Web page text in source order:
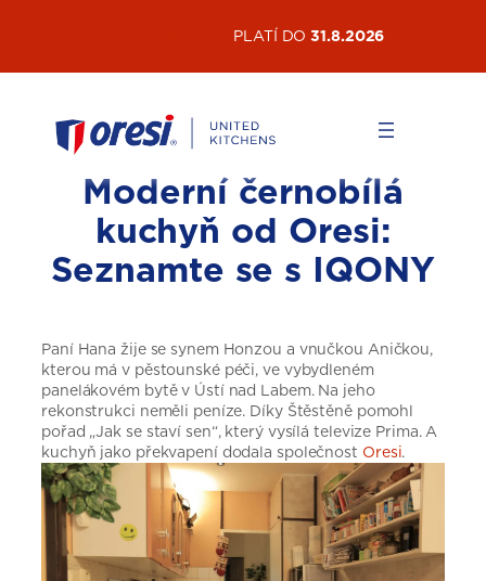
PLATÍ DO31.8.2026
Moderní černobílá
kuchyň od Oresi:
Seznamte se s IQONY
Paní Hana žije se synem Honzou a vnučkou Aničkou,
kterou má v pěstounské péči, ve vybydleném
panelákovém bytě v Ústí nad Labem. Na jeho
rekonstrukci neměli peníze. Díky Štěstěně pomohl
pořad „Jak se staví sen“, který vysílá televize Prima. A
kuchyň jako překvapení dodala společnost Oresi.